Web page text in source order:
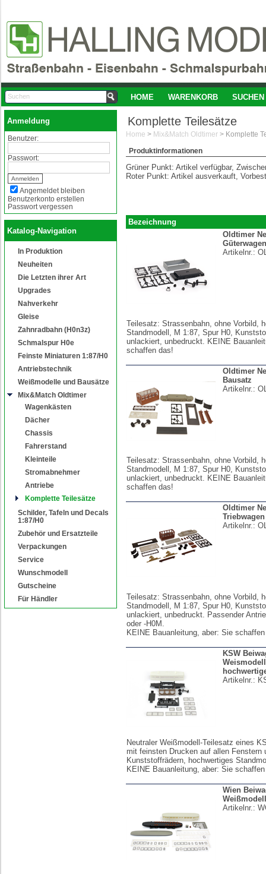
HOME WARENKORB SUCHEN
Anmeldung
Benutzer:
Passwort:
Angemeldet bleiben
Benutzerkonto erstellen
Passwort vergessen
Katalog-Navigation
In Produktion
Neuheiten
Die Letzten ihrer Art
Upgrades
Nahverkehr
Gleise
Zahnradbahn (H0n3z)
Schmalspur H0e
Feinste Miniaturen 1:87/H0
Antriebstechnik
Weißmodelle und Bausätze
Mix&Match Oldtimer
Wagenkästen
Dächer
Chassis
Fahrerstand
Kleinteile
Stromabnehmer
Antriebe
Komplette Teilesätze
Schilder, Tafeln und Decals
1:87/H0
Zubehör und Ersatzteile
Verpackungen
Service
Wunschmodell
Gutscheine
Für Händler
Komplette Teilesätze
Home > Mix&Match Oldtimer > Komplette
Produktinformationen
Grüner Punkt: Artikel verfügbar,
Roter Punkt: Artikel ausverkauft,
Bezeichnung
Oldtimer
Artikelnr.:
Teilesatz: Strassenbahn, ohne Vorbild,
Standmodell, M 1:87, Spur H0,
unlackiert, unbedruckt. KEINE
schaffen das!
Oldtimer
Bausatz
Artikelnr.:
Teilesatz: Strassenbahn, ohne Vorbild,
Standmodell, M 1:87, Spur H0,
unlackiert, unbedruckt. KEINE
schaffen das!
Oldtimer
Artikelnr.:
Teilesatz: Strassenbahn, ohne Vorbild,
Standmodell, M 1:87, Spur H0,
unlackiert, unbedruckt. Passender
oder -H0M.
KEINE Bauanleitung, aber: Sie
KSW
Artikelnr.:
Neutraler Weißmodell-Teilesatz eines
mit feinsten Drucken auf allen Fenstern
Kunststoffrädern, hochwertiges
KEINE Bauanleitung, aber: Sie
Wien
Artikelnr.: